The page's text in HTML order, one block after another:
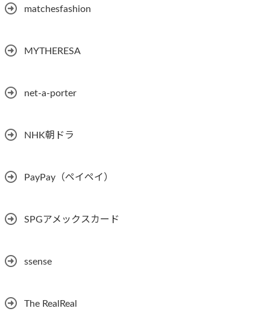
matchesfashion
MYTHERESA
net-a-porter
NHK朝ドラ
PayPay（ペイペイ）
SPGアメックスカード
ssense
The RealReal